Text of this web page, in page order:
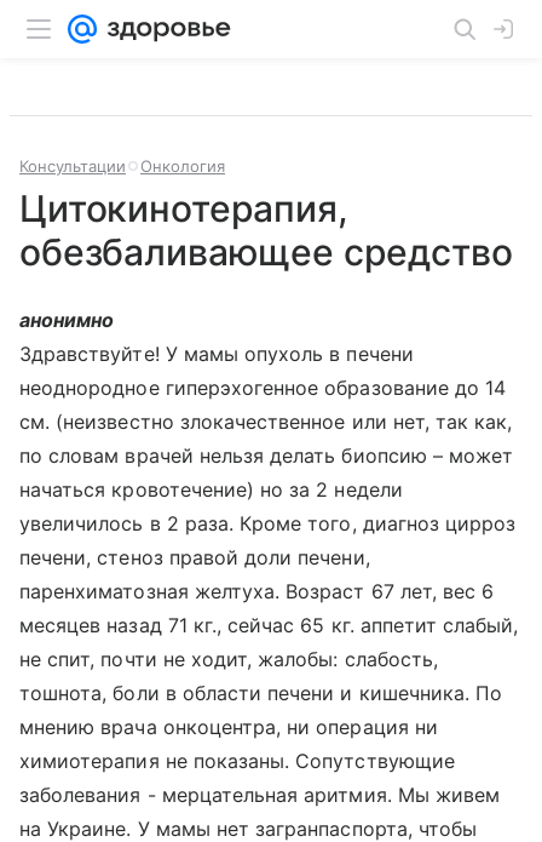
Консультации Онкология
Цитокинотерапия,
обезбаливающее средство
анонимно
Здравствуйте! У мамы опухоль в печени
неоднородное гиперэхогенное образование до 14
см. (неизвестно злокачественное или нет, так как,
по словам врачей нельзя делать биопсию – может
начаться кровотечение) но за 2 недели
увеличилось в 2 раза. Кроме того, диагноз цирроз
печени, стеноз правой доли печени,
паренхиматозная желтуха. Возраст 67 лет, вес 6
месяцев назад 71 кг., сейчас 65 кг. аппетит слабый,
не спит, почти не ходит, жалобы: слабость,
тошнота, боли в области печени и кишечника. По
мнению врача онкоцентра, ни операция ни
химиотерапия не показаны. Сопутствующие
заболевания - мерцательная аритмия. Мы живем
на Украине. У мамы нет загранпаспорта, чтобы